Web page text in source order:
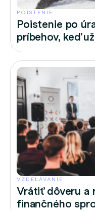
POISTENIE
Poistenie po
príbehov, keď
VZDELÁVANIE
Vrátiť dôveru a
finančného